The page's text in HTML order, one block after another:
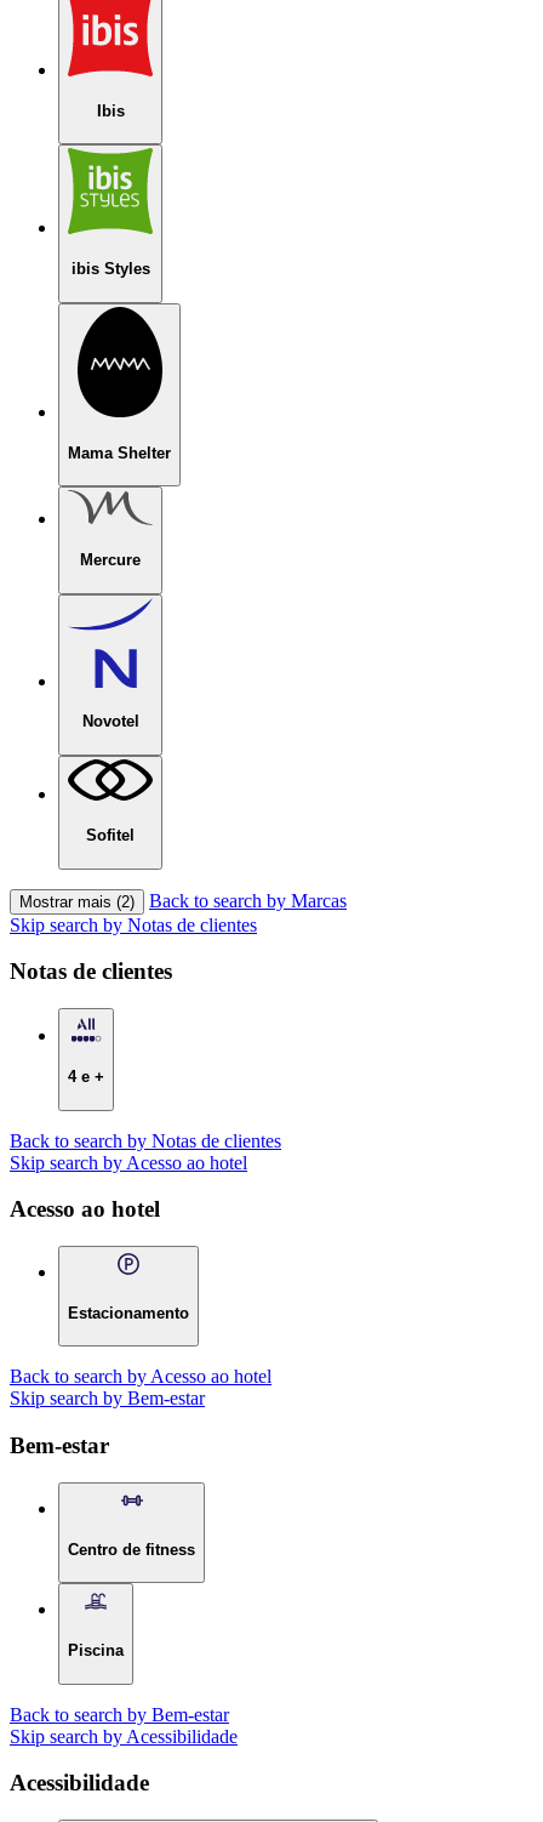
Ibis
ibis Styles
Mama Shelter
Mercure
Novotel
Sofitel
Mostrar mais (2)
Back to search by Marcas
Skip search by Notas de clientes
Notas de clientes
4 e +
Back to search by Notas de clientes
Skip search by Acesso ao hotel
Acesso ao hotel
Estacionamento
Back to search by Acesso ao hotel
Skip search by Bem-estar
Bem-estar
Centro de fitness
Piscina
Back to search by Bem-estar
Skip search by Acessibilidade
Acessibilidade